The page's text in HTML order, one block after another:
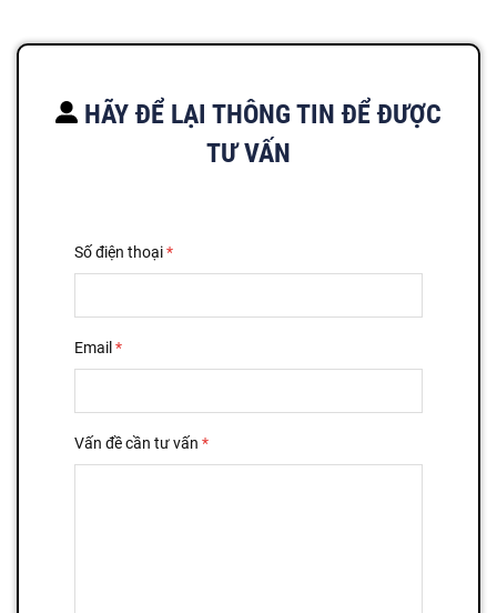
HÃY ĐỂ LẠI THÔNG TIN ĐỂ ĐƯỢC
TƯ VẤN